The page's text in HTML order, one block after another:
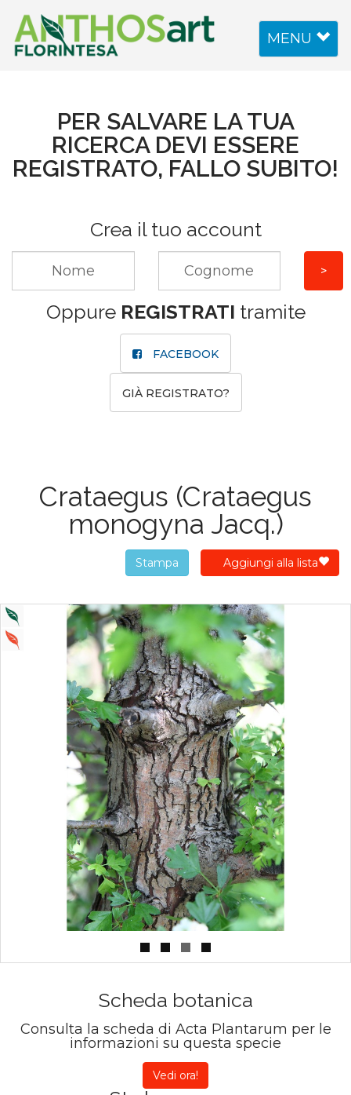
Toggle
navigation
MENU
PER SALVARE LA TUA
RICERCA DEVI ESSERE
REGISTRATO, FALLO SUBITO!
Crea il tuo account
Oppure REGISTRATI tramite
FACEBOOK
GIÀ REGISTRATO?
Crataegus (Crataegus
monogyna Jacq.)
Aggiungi alla lista
Stampa
Scheda botanica
Consulta la scheda di Acta Plantarum per le
informazioni su questa specie
Vedi ora!